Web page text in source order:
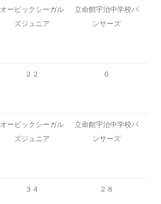
オービックシーガル
ズジュニア
立命館宇治中学校パ
ンサーズ
２２ ６
オービックシーガル
ズジュニア
立命館宇治中学校パ
ンサーズ
３４ ２８